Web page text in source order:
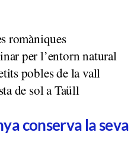
romàniques
per l’entorn natural
pobles de la vall
de sol a Taüll
conserva la seva